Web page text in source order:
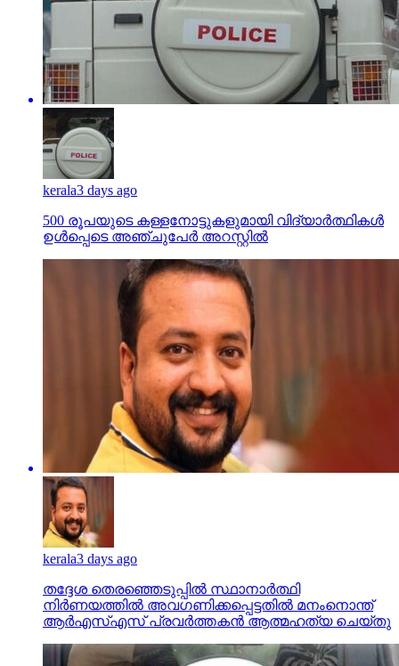
kerala3 days ago
500 രൂപയുടെ കള്ളനോട്ടുകളുമായി വിദ്യാര്‍ത്ഥികള്‍
ഉള്‍പ്പെടെ അഞ്ചുപേര്‍ അറസ്റ്റില്‍
kerala3 days ago
തദ്ദേശ തെരഞ്ഞെടുപ്പില്‍ സ്ഥാനാര്‍ത്ഥി
നിര്‍ണയത്തില്‍ അവഗണിക്കപ്പെട്ടതില്‍ മനംനൊന്ത്
ആര്‍എസ്എസ് പ്രവര്‍ത്തകന്‍ ആത്മഹത്യ ചെയ്തു